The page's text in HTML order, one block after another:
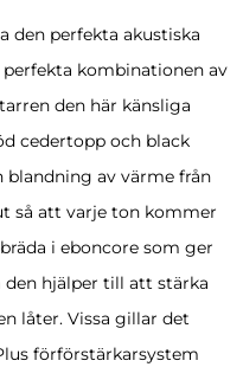
den perfekta akustiska
kombinationen av
den här känsliga
cedertopp och black
blandning av värme från
så att varje ton kommer
i eboncore som ger
hjälper till att stärka
låter. Vissa gillar det
förförstärkarsystem